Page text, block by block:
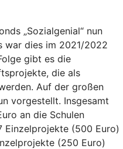
„Sozialgenial“ nun
war dies im 2021/2022
gibt es die
die als
Auf der großen
vorgestellt. Insgesamt
an die Schulen
Einzelprojekte (500 Euro)
(250 Euro)